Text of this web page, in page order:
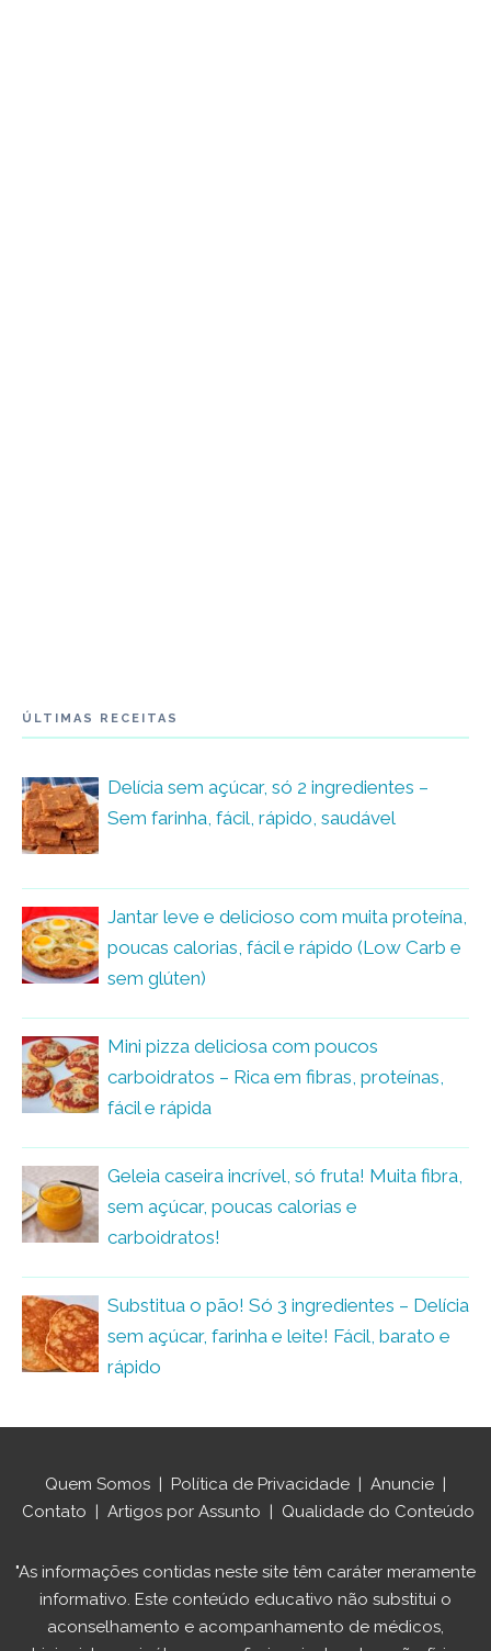
ÚLTIMAS RECEITAS
Delícia sem açúcar, só 2 ingredientes –
Sem farinha, fácil, rápido, saudável
Jantar leve e delicioso com muita proteína,
poucas calorias, fácil e rápido (Low Carb e
sem glúten)
Mini pizza deliciosa com poucos
carboidratos – Rica em fibras, proteínas,
fácil e rápida
Geleia caseira incrível, só fruta! Muita fibra,
sem açúcar, poucas calorias e
carboidratos!
Substitua o pão! Só 3 ingredientes – Delícia
sem açúcar, farinha e leite! Fácil, barato e
rápido
Quem Somos | Política de Privacidade | Anuncie |
Contato | Artigos por Assunto | Qualidade do Conteúdo
"As informações contidas neste site têm caráter meramente
informativo. Este conteúdo educativo não substitui o
aconselhamento e acompanhamento de médicos,